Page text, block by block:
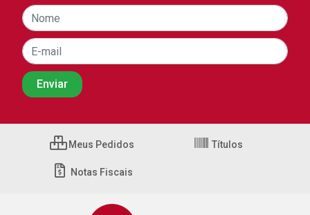
Meus Pedidos Títulos
Notas Fiscais